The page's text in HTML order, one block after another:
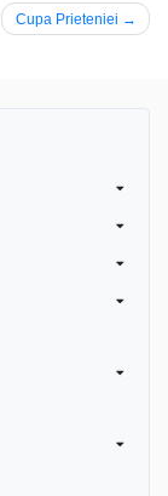
Cupa Prieteniei